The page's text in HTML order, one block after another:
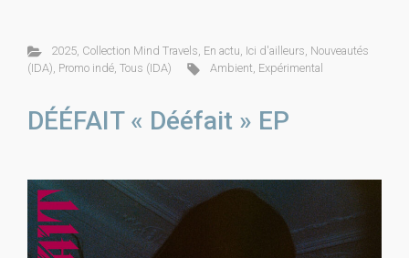
2025, Collection Mind Travels, En actu, Ici d'ailleurs, Nouveautés
(IDA), Promo indé, Tous (IDA) Ambient, Expérimental
DÉÉFAIT « Dééfait » EP